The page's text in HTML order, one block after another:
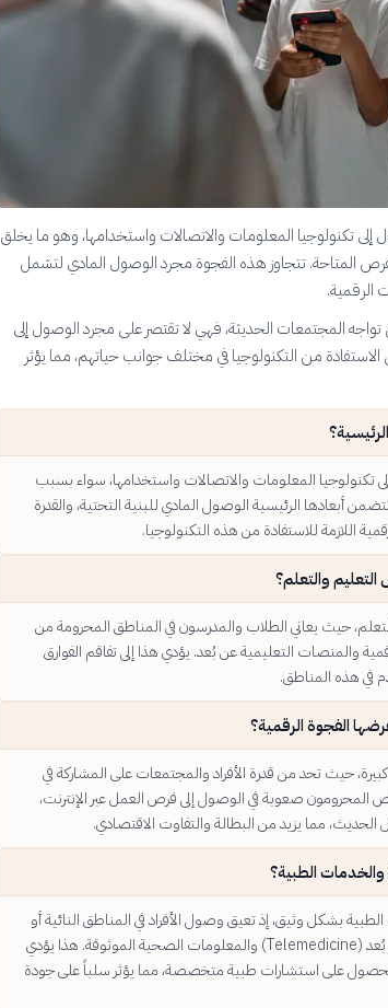
إلى تكنولوجيا المعلومات والاتصالات واستخدامها، وهو ما يخلق
المتاحة. تتجاوز هذه الفجوة مجرد الوصول المادي لتشمل
الرقمية.
تواجه المجتمعات الحديثة، فهي لا تقتصر على مجرد الوصول إلى
الاستفادة من التكنولوجيا في مختلف جوانب حياتهم، مما يؤثر
تكنولوجيا المعلومات والاتصالات واستخدامها، سواء بسبب
أبعادها الرئيسية الوصول المادي للبنية التحتية، والقدرة
اللازمة للاستفادة من هذه التكنولوجيا.
والتعلم؟
حيث يعاني الطلاب والمدرسون في المناطق المحرومة من
والمنصات التعليمية عن بُعد. يؤدي هذا إلى تفاقم الفوارق
في هذه المناطق.
الفجوة الرقمية؟
حيث تحد من قدرة الأفراد والمجتمعات على المشاركة في
المحرومون صعوبة في الوصول إلى فرص العمل عبر الإنترنت،
مما يزيد من البطالة والتفاوت الاقتصادي.
الطبية؟
بشكل وثيق، إذ تعيق وصول الأفراد في المناطق النائية أو
المحرومة إلى خدمات الرعاية الصحية عن بُعد (Telemedicine) والمعلومات الصحية الموثوقة. هذا يؤدي
على استشارات طبية متخصصة، مما يؤثر سلباً على جودة